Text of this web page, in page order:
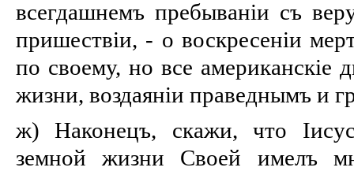
всегдашнемъ пребываніи съ
пришествіи, - о воскресеніи
по своему, но все американскіе
жизни, воздаяніи праведнымъ и
ж) Наконецъ, скажи, что
земной жизни Своей имелъ